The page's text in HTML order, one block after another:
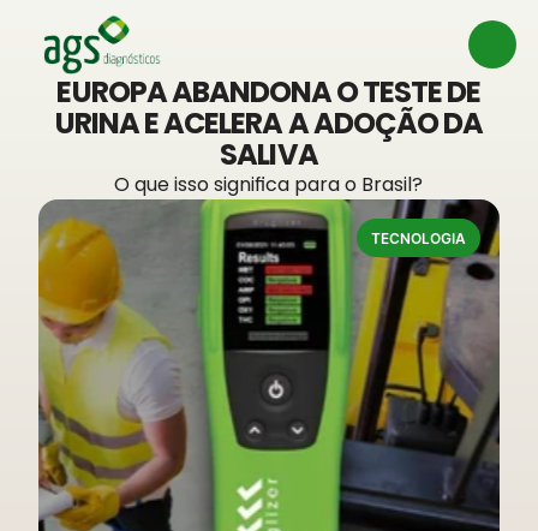
EUROPA ABANDONA O TESTE DE
URINA E ACELERA A ADOÇÃO DA
SALIVA
O que isso significa para o Brasil?
TECNOLOGIA